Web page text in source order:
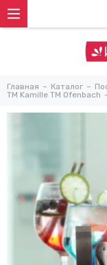
Главная Каталог
TM Kamille TM Ofenbach